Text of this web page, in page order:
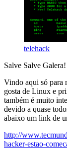
telehack
Salve Salve Galera!
Vindo aqui só para
gosta de Linux e
também é muito
devido a quase
abaixo um link de
http://
hacker-estao-